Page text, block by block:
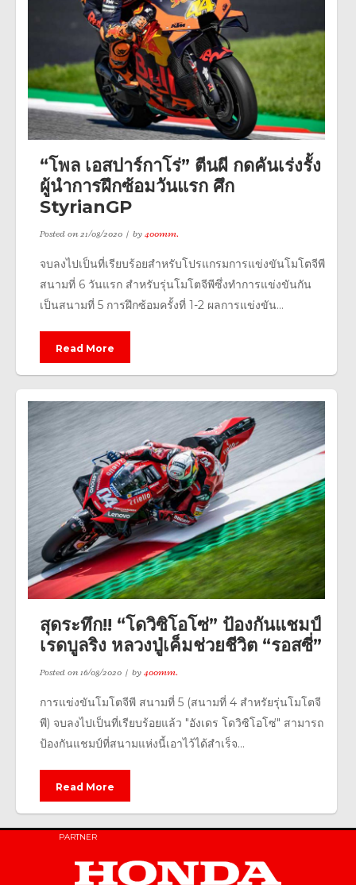
“โพล เอสปาร์กาโร่” ตีนผี กดคันเร่งรั้ง
ผู้นำการฝึกซ้อมวันแรก ศึก
StyrianGP
Posted on21/08/2020 by400mm.
จบลงไปเป็นที่เรียบร้อยสำหรับโปรแกรมการแข่งขันโมโตจีพี
สนามที่ 6 วันแรก สำหรับรุ่นโมโตจีพีซึ่งทำการแข่งขันกัน
เป็นสนามที่ 5 การฝึกซ้อมครั้งที่ 1-2 ผลการแข่งขัน...
Read More
สุดระทึก!! “โดวิซิโอโซ่” ป้องกันแชมป์
เรดบูลริง หลวงปู่เค็มช่วยชีวิต “รอสซี่”
Posted on16/08/2020 by400mm.
การแข่งขันโมโตจีพี สนามที่ 5 (สนามที่ 4 สำหรัยรุ่นโมโตจี
พี) จบลงไปเป็นที่เรียบร้อยแล้ว "อังเดร โดวิซิโอโซ่" สามารถ
ป้องกันแชมป์ที่สนามแห่งนี้เอาไว้ได้สำเร็จ...
Read More
PARTNER